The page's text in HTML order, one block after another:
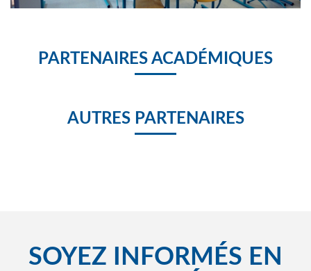
PARTENAIRES ACADÉMIQUES
AUTRES PARTENAIRES
SOYEZ INFORMÉS EN